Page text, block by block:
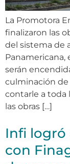
La Promotora
finalizaron las
del sistema de
Panamericana,
serán
culminación de
contarle a toda
las obras […]
Infi logró
con